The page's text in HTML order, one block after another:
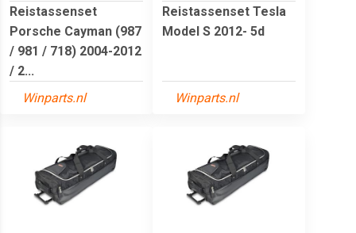
Reistassenset
Porsche Cayman (987
/ 981 / 718) 2004-2012
/ 2...
Winparts.nl
Reistassenset Tesla
Model S 2012- 5d
Winparts.nl